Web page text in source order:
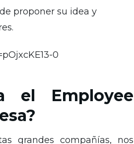
proponer su idea y
0
el Employee
grandes compañías, nos